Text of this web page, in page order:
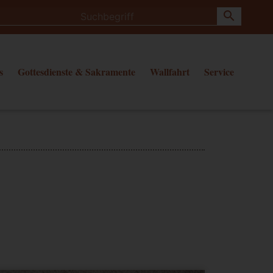
search
Gottesdienste & Sakramente Wallfahrt Service